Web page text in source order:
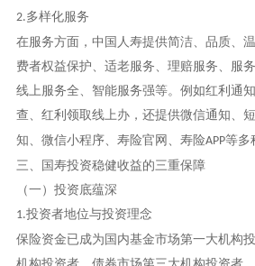
2.多样化服务
在服务方面，中国人寿提供简洁、品质、
费者权益保护、适老服务、理赔服务、服
线上服务全、智能服务强等。例如红利通
查、红利领取线上办，还提供微信通知、
知、微信小程序、寿险官网、寿险APP等多
三、国寿投资稳健收益的三重保障
（一）投资底蕴深
1.投资者地位与投资理念
保险资金已成为国内基金市场第一大机构